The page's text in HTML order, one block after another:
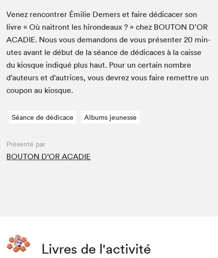
Venez ren­con­tr­er Émi­lie Demers et faire dédi­cac­er son
livre « Où naitront les hiron­deaux ? » chez BOU­TON D’OR
ACADIE. Nous vous deman­dons de vous présen­ter20 min­
utes avant le début de la séance de dédi­caces à la caisse
du kiosque indiqué plus haut. Pour un cer­tain nom­bre
d’auteurs et d’autrices, vous devrez vous faire remet­tre un
coupon au kiosque.
Séance de dédicace Albums jeunesse
Présenté par
BOUTON D'OR ACADIE
Livres de l'activité